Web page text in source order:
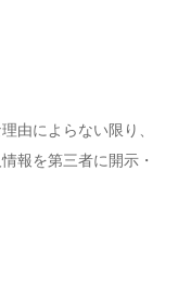
由によらない限り、
報を第三者に開示・